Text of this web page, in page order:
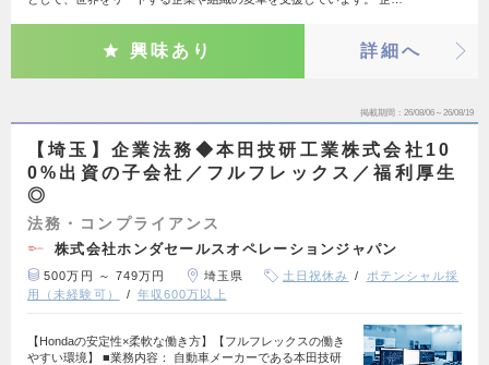
興味あり 詳細へ
掲載期間 26/08/06～26/08/19
【埼玉】企業法務◆本田技研工業株式会社10
0%出資の子会社／フルフレックス／福利厚生
◎
法務・コンプライアンス
株式会社ホンダセールスオペレーションジャパン
500万円 ～ 749万円 埼玉県 土日祝休み
ポテンシャル採
用（未経験可）
年収600万以上
【Hondaの安定性×柔軟な働き方】【フルフレックスの働き
やすい環境】 ■業務内容： 自動車メーカーである本田技研